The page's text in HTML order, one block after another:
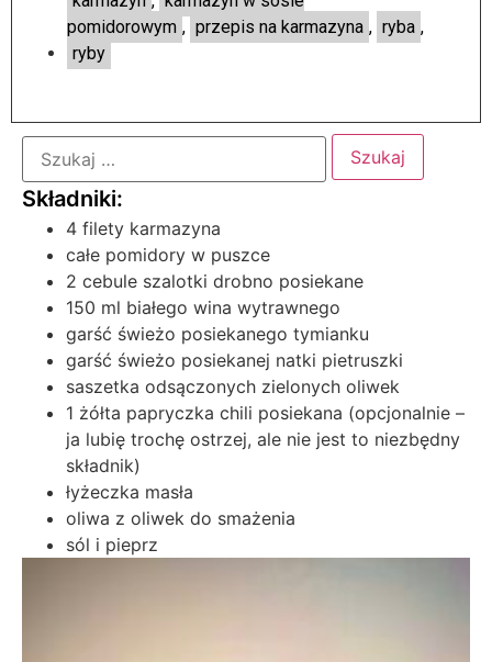
pomidorowym , przepis na karmazyna , ryba ,
ryby
4 filety karmazyna
całe pomidory w puszce
2 cebule szalotki drobno posiekane
150 ml białego wina wytrawnego
garść świeżo posiekanego tymianku
garść świeżo posiekanej natki pietruszki
saszetka odsączonych zielonych oliwek
1 żółta papryczka chili posiekana (opcjonalnie –
ja lubię trochę ostrzej, ale nie jest to niezbędny
składnik)
łyżeczka masła
oliwa z oliwek do smażenia
sól i pieprz